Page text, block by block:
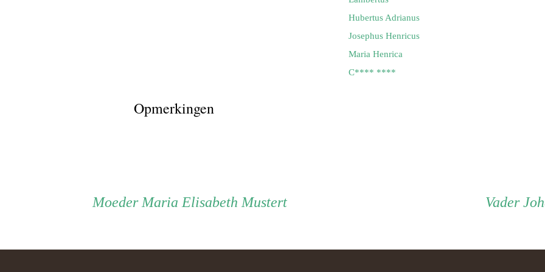
Hubertus Adrianus
Josephus Henricus
Maria Henrica
C**** ****
Opmerkingen
Persoon
ouder
Vader
Moeder Moeder
Maria Elisabeth Mustert